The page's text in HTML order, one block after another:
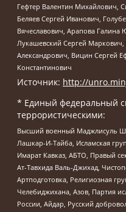
Гефтер Валентин Михайлович,
Беляев Сергей Иванович,
Вячеславович, Арапова
Лукашевский Сергей
Александрович, Вицин Сергей
Константинович
Источник: http://
* Единый федеральный
террористическими:
Высший военный Маджлисуль
Лашкар-И-Тайба, Исламская
Имарат Кавказ, АБТО, Правый
Ат-Тавхида Валь-Джихад,
Артподготовка, Религиозная
Челебиджихана, Азов, Партия
России, Айдар, Русский